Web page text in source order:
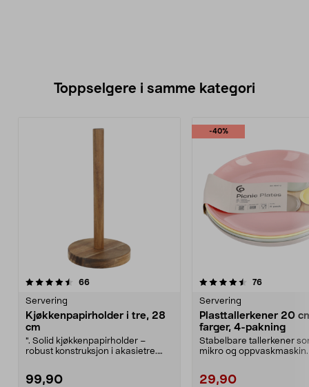
Toppselgere i samme kategori
66anmeldelser
Servering
Kjøkkenpapirholder i tre, 28
cm
". Solid kjøkkenpapirholder –
robust konstruksjon i akasietre.
99,90
-40%
4.5 av 5 stjerner 76
Servering
Plasttallerkener 20
farger, 4-pakning
Stabelbare tallerkener
mikro og
29,90
4.5 av 5 stjerner